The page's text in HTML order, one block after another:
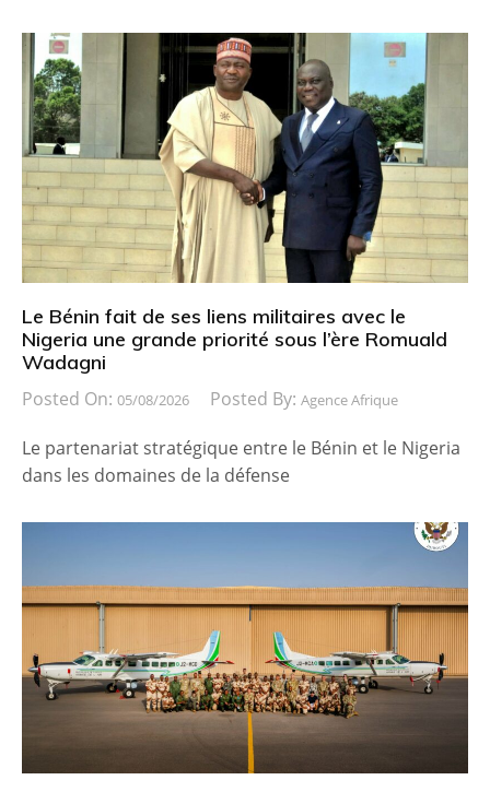
Le Bénin fait de ses liens militaires avec le
Nigeria une grande priorité sous l’ère Romuald
Wadagni
Posted On: 05/08/2026 Posted By: Agence Afrique
Le partenariat stratégique entre le Bénin et le Nigeria
dans les domaines de la défense